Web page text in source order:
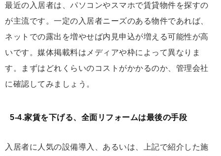
最近の入居者は、パソコンやスマホで賃貸物件を探すの
が主流です。一定の入居者ニーズのある物件であれば、
ネットでの露出を増やせば内見申込が増える可能性が高
いです。媒体掲載料はメディアや枠によって異なりま
す。まずはどれくらいのコストがかかるのか、管理会社
に確認してみましょう。
5-4.家賃を下げる、全面リフォームは最後の手段
入居者に人気の設備導入、あるいは、上記で紹介した施